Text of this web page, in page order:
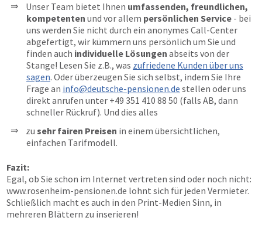
Unser Team bietet Ihnen umfassenden, freundlichen,
kompetenten und vor allem persönlichen Service - bei
uns werden Sie nicht durch ein anonymes Call-Center
abgefertigt, wir kümmern uns persönlich um Sie und
finden auch individuelle Lösungen abseits von der
Stange! Lesen Sie z.B., was zufriedene Kunden über uns
sagen. Oder überzeugen Sie sich selbst, indem Sie Ihre
Frage an info@deutsche-pensionen.de stellen oder uns
direkt anrufen unter +49 351 410 88 50 (falls AB, dann
schneller Rückruf). Und dies alles
zu sehr fairen Preisen in einem übersichtlichen,
einfachen Tarifmodell.
Fazit:
Egal, ob Sie schon im Internet vertreten sind oder noch nicht:
www.rosenheim-pensionen.de lohnt sich für jeden Vermieter.
Schließlich macht es auch in den Print-Medien Sinn, in
mehreren Blättern zu inserieren!